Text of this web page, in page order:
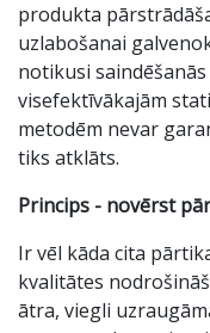
produkta
uzlabošanai
notikusi
visefektīvākajām
metodēm nevar
tiks atklāts.
Princips - novērst
Ir vēl kāda cita
kvalitātes
ātra, viegli